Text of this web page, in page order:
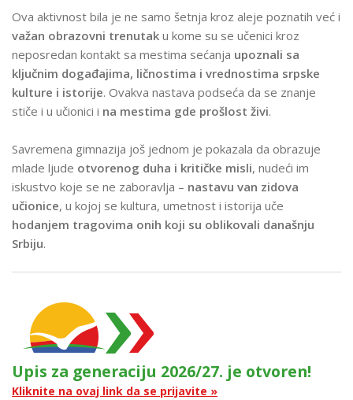
Ova aktivnost bila je ne samo šetnja kroz aleje poznatih već i
važan obrazovni trenutak u kome su se učenici kroz
neposredan kontakt sa mestima sećanja upoznali sa
ključnim događajima, ličnostima i vrednostima srpske
kulture i istorije. Ovakva nastava podseća da se znanje
stiče i u učionici i na mestima gde prošlost živi.
Savremena gimnazija još jednom je pokazala da obrazuje
mlade ljude otvorenog duha i kritičke misli, nudeći im
iskustvo koje se ne zaboravlja – nastavu van zidova
učionice, u kojoj se kultura, umetnost i istorija uče
hodanjem tragovima onih koji su oblikovali današnju
Srbiju.
Upis za generaciju 2026/27. je otvoren!
Kliknite na ovaj link da se prijavite »